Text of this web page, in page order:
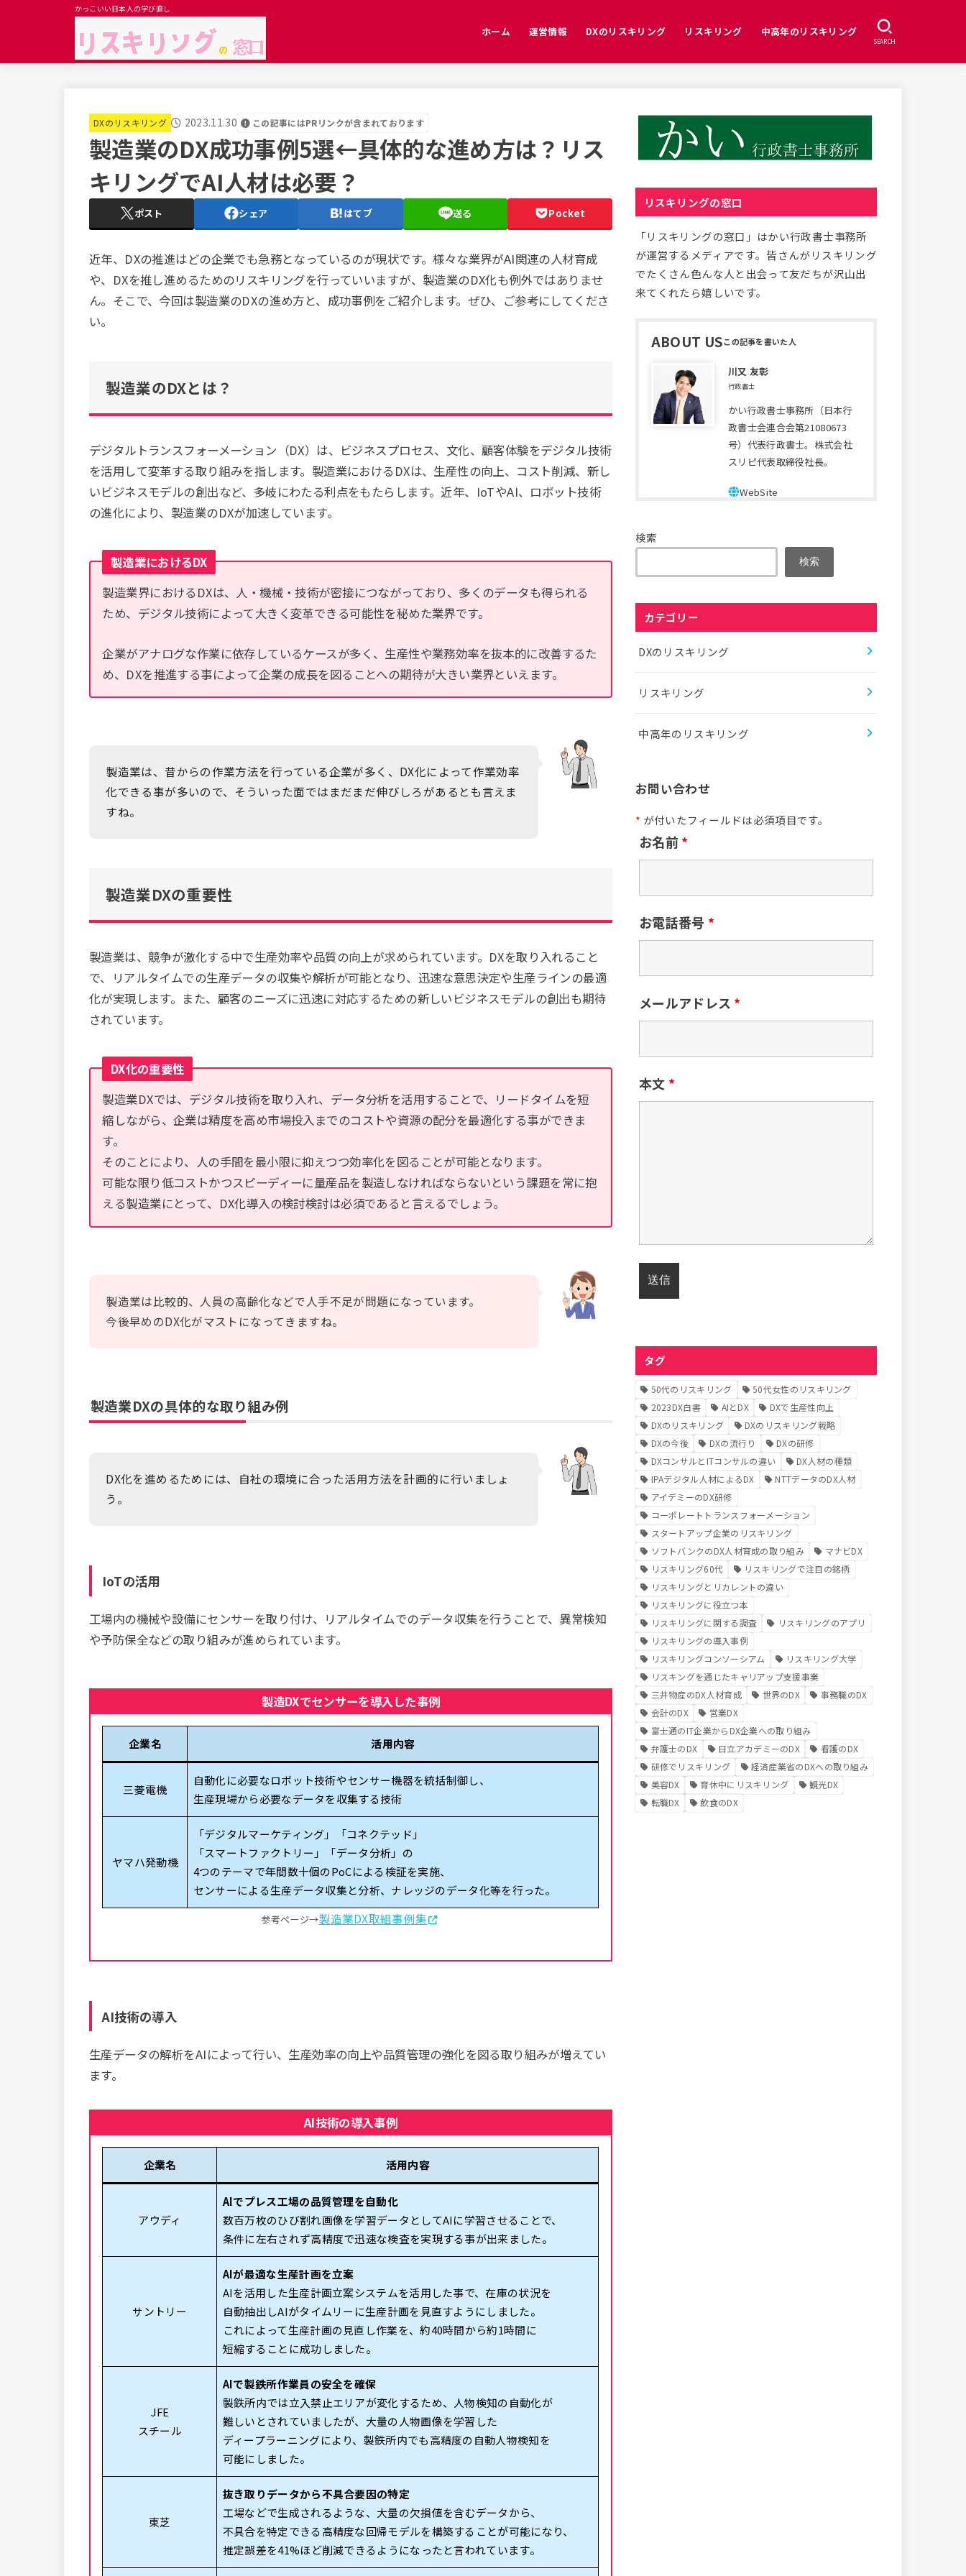
かっこいい日本人の学び直し
ホーム 運営情報
免責事項
プライバシーポリシー
お問い合わせ
特定商取引法に基づく表記
DXのリスキリング リスキリング 中高年のリスキリング
SEARCH
DXのリスキリング 2023.11.30 この記事にはPRリンクが含まれております
製造業のDX成功事例5選←具体的な進め方は？リス
キリングでAI人材は必要？
ポスト シェア はてブ 送る Pocket
近年、DXの推進はどの企業でも急務となっているのが現状です。様々な業界がAI関連の人材育成
や、DXを推し進めるためのリスキリングを行っていいますが、製造業のDX化も例外ではありませ
ん。そこで、今回は製造業のDXの進め方と、成功事例をご紹介します。ぜひ、ご参考にしてくださ
い。
製造業のDXとは？
デジタルトランスフォーメーション（DX）は、ビジネスプロセス、文化、顧客体験をデジタル技術
を活用して変革する取り組みを指します。製造業におけるDXは、生産性の向上、コスト削減、新し
いビジネスモデルの創出など、多岐にわたる利点をもたらします。近年、IoTやAI、ロボット技術
の進化により、製造業のDXが加速しています。
製造業におけるDX
製造業界におけるDXは、人・機械・技術が密接につながっており、多くのデータも得られる
ため、デジタル技術によって大きく変革できる可能性を秘めた業界です。
企業がアナログな作業に依存しているケースが多く、生産性や業務効率を抜本的に改善するた
め、DXを推進する事によって企業の成長を図ることへの期待が大きい業界といえます。
製造業は、昔からの作業方法を行っている企業が多く、DX化によって作業効率
化できる事が多いので、そういった面ではまだまだ伸びしろがあるとも言えま
すね。
製造業DXの重要性
製造業は、競争が激化する中で生産効率や品質の向上が求められています。DXを取り入れること
で、リアルタイムでの生産データの収集や解析が可能となり、迅速な意思決定や生産ラインの最適
化が実現します。また、顧客のニーズに迅速に対応するための新しいビジネスモデルの創出も期待
されています。
DX化の重要性
製造業DXでは、デジタル技術を取り入れ、データ分析を活用することで、リードタイムを短
縮しながら、企業は精度を高め市場投入までのコストや資源の配分を最適化する事ができま
す。
そのことにより、人の手間を最小限に抑えつつ効率化を図ることが可能となります。
可能な限り低コストかつスピーディーに量産品を製造しなければならないという課題を常に抱
える製造業にとって、DX化導入の検討検討は必須であると言えるでしょう。
製造業は比較的、人員の高齢化などで人手不足が問題になっています。
今後早めのDX化がマストになってきますね。
製造業DXの具体的な取り組み例
DX化を進めるためには、自社の環境に合った活用方法を計画的に行いましょ
う。
IoTの活用
工場内の機械や設備にセンサーを取り付け、リアルタイムでのデータ収集を行うことで、異常検知
や予防保全などの取り組みが進められています。
製造DXでセンサーを導入した事例
企業名 活用内容
三菱電機
自動化に必要なロボット技術やセンサー機器を統括制御し、
生産現場から必要なデータを収集する技術
ヤマハ発動機
「デジタルマーケティング」「コネクテッド」
「スマートファクトリー」「データ分析」の
4つのテーマで年間数十個のPoCによる検証を実施、
センサーによる生産データ収集と分析、ナレッジのデータ化等を行った。
参考ページ→製造業DX取組事例集
AI技術の導入
生産データの解析をAIによって行い、生産効率の向上や品質管理の強化を図る取り組みが増えてい
ます。
AI技術の導入事例
企業名 活用内容
アウディ
AIでプレス工場の品質管理を自動化
数百万枚のひび割れ画像を学習データとしてAIに学習させることで、
条件に左右されず高精度で迅速な検査を実現する事が出来ました。
サントリー
AIが最適な生産計画を立案
AIを活用した生産計画立案システムを活用した事で、在庫の状況を
自動抽出しAIがタイムリーに生産計画を見直すようにしました。
これによって生産計画の見直し作業を、約40時間から約1時間に
短縮することに成功しました。
JFE
スチール
AIで製鉄所作業員の安全を確保
製鉄所内では立入禁止エリアが変化するため、人物検知の自動化が
難しいとされていましたが、大量の人物画像を学習した
ディープラーニングにより、製鉄所内でも高精度の自動人物検知を
可能にしました。
東芝
抜き取りデータから不具合要因の特定
工場などで生成されるような、大量の欠損値を含むデータから、
不具合を特定できる高精度な回帰モデルを構築することが可能になり、
推定誤差を41%ほど削減できるようになったと言われています。
リスキリングの窓口
「リスキリングの窓口」はかい行政書士事務所
が運営するメディアです。皆さんがリスキリング
でたくさん色んな人と出会って友だちが沢山出
来てくれたら嬉しいです。
ABOUT US
川又 友彰
行政書士
かい行政書士事務所（日本行
政書士会連合会第21080673
号）代表行政書士。株式会社
スリピ代表取締役社長。
検索
検索
カテゴリー
DXのリスキリング
リスキリング
中高年のリスキリング
お問い合わせ
* が付いたフィールドは必須項目です。
お名前*
お電話番号 *
メールアドレス *
本文 *
タグ
50代のリスキリング
50代女性のリスキリング
2023DX白書
AIとDX
DXで生産性向上
DXのリスキリング
DXのリスキリング戦略
DXの今後
DXの流行り
DXの研修
DXコンサルとITコンサルの違い
DX人材の種類
IPAデジタル人材によるDX
NTTデータのDX人材
アイデミーのDX研修
コーポレートトランスフォーメーション
スタートアップ企業のリスキリング
ソフトバンクのDX人材育成の取り組み
マナビDX
リスキリング60代
リスキリングで注目の銘柄
リスキリングとリカレントの違い
リスキリングに役立つ本
リスキリングに関する調査
リスキリングのアプリ
リスキリングの導入事例
リスキリングコンソーシアム
リスキリング大学
リスキングを通じたキャリアップ支援事業
三井物産のDX人材育成
世界のDX
事務職のDX
会計のDX
営業DX
富士通のIT企業からDX企業への取り組み
弁護士のDX
日立アカデミーのDX
看護のDX
研修でリスキリング
経済産業省のDXへの取り組み
美容DX
育休中にリスキリング
観光DX
転職DX
飲食のDX